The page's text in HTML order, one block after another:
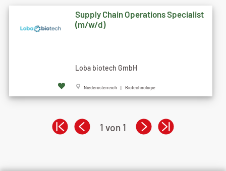
Supply Chain Operations Specialist
(m/w/d)
Loba biotech GmbH
Niederösterreich | Biotechnologie
1 von 1